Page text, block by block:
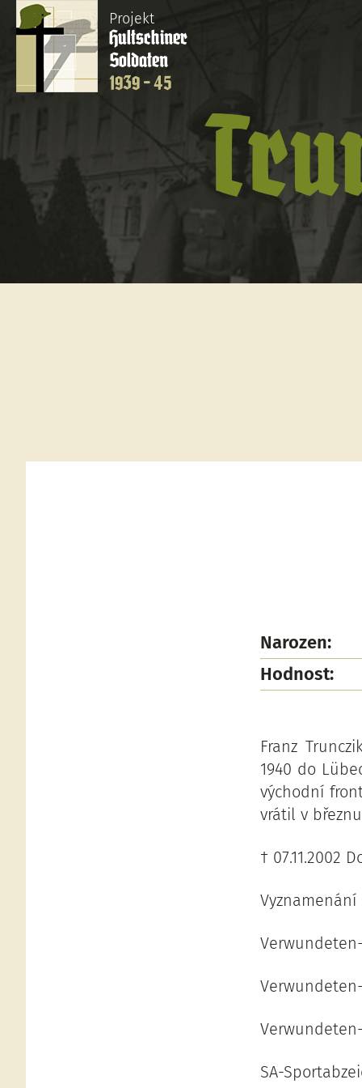
Projekt
Hultschiner
Soldaten
1939 - 45
Narozen:
Hodnost:
Franz
1940 do
východní
vrátil v
† 07.11.2002
Vyznamenání
SA-